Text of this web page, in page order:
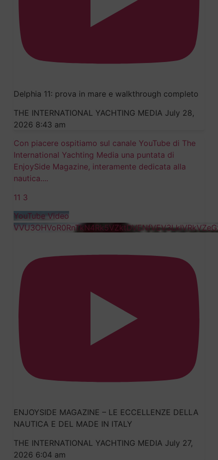
Delphia 11: prova in mare e walkthrough completo
THE INTERNATIONAL YACHTING MEDIA July 28,
2026 8:43 am
Con piacere ospitiamo sul canale YouTube di The
International Yachting Media una puntata di
EnjoySide Magazine, interamente dedicata alla
nautica....
11 3
YouTube Video
ENJOYSIDE MAGAZINE – LE ECCELLENZE DELLA
NAUTICA E DEL MADE IN ITALY
THE INTERNATIONAL YACHTING MEDIA July 27,
2026 6:04 am